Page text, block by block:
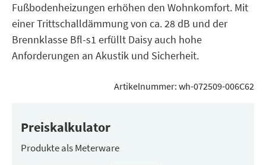
Fußbodenheizungen erhöhen den Wohnkomfort. Mit
einer Trittschalldämmung von ca. 28 dB und der
Brennklasse Bfl-s1 erfüllt Daisy auch hohe
Anforderungen an Akustik und Sicherheit.
Artikelnummer: wh-072509-006C62
Preiskalkulator
Produkte als Meterware